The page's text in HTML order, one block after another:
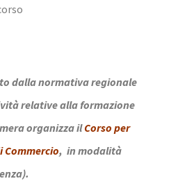
dalla normativa regionale
relative alla formazione
organizza ilCorso per
Commercio, in modalità